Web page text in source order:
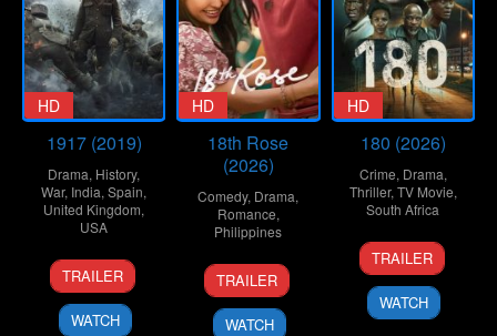
HD
1917 (2019)
Drama, History,
War, India,Spain,
United Kingdom,
USA
25
Dec
2019
Joey
Coughlin
TRAILER
WATCH
HD
18th Rose
(2026)
Comedy, Drama,
Romance,
Philippines
9
Apr
2026
Dolly
Dulu
TRAILER
WATCH
HD
180 (2026)
Crime, Drama,
Thriller, TV Movie,
South Africa
16
Apr
2026
Alex
Yazbek
TRAILER
WATCH